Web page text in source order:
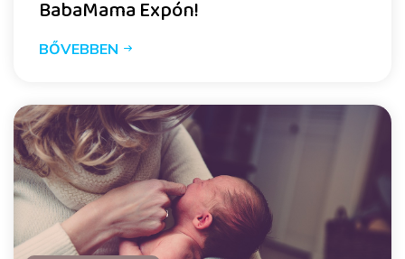
BabaMama Expón!
BŐVEBBEN